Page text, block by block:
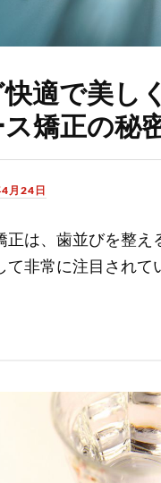
適で美し
矯正の秘
月24日
正は、歯並びを整え
非常に注目されて